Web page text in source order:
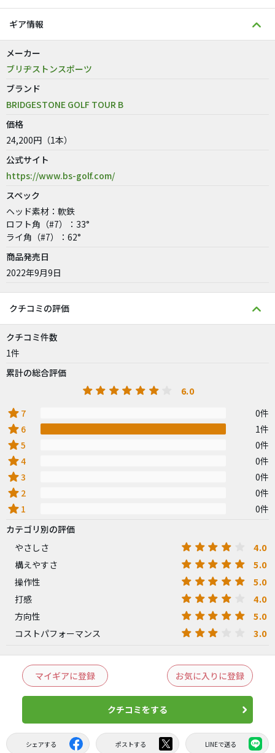
ギア情報
メーカー
ブリヂストンスポーツ
ブランド
BRIDGESTONE GOLF TOUR B
価格
24,200円（1本）
公式サイト
https://www.bs-golf.com/
スペック
ヘッド素材：軟鉄
ロフト角（#7）：33°
ライ角（#7）：62°
商品発売日
2022年9月9日
クチコミの評価
クチコミ件数
1件
累計の総合評価
6.0
star 7 0件
star 6 1件
star5 0件
star4 0件
star3 0件
star 2 0件
star 1
0件
カテゴリ別の評価
やさしさ
4.0
構えやすさ 5.0
操作性 5.0
打感 4.0
方向性 5.0
コストパフォーマンス 3.0
マイギアに登録 お気に入りに登録
クチコミをする
シェアする ポストする LINEで送る